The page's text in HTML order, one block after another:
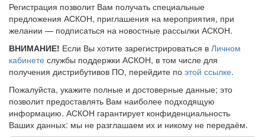
Регистрация позволит Вам получать специальные
предложения АСКОН, приглашения на мероприятия, при
желании — подписаться на новостные рассылки АСКОН.
ВНИМАНИЕ! Если Вы хотите зарегистрироваться в Личном
кабинете службы поддержки АСКОН, в том числе для
получения дистрибутивов ПО, перейдите по этой ссылке.
Пожалуйста, укажите полные и достоверные данные; это
позволит предоставлять Вам наиболее подходящую
информацию. АСКОН гарантирует конфиденциальность
Ваших данных: мы не разглашаем их и никому не передаём.